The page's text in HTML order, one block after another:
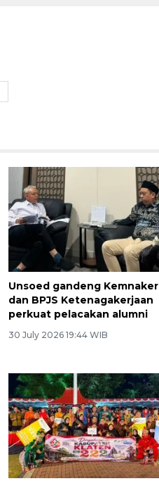
Unsoed gandeng Kemnaker
dan BPJS Ketenagakerjaan
perkuat pelacakan alumni
30 July 2026 19:44 WIB